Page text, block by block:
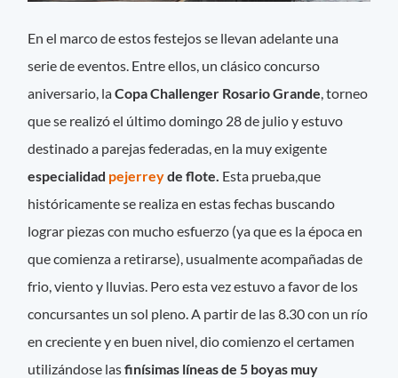
En el marco de estos festejos se llevan adelante una
serie de eventos. Entre ellos, un clásico concurso
aniversario, laCopa Challenger Rosario Grande , torneo
que se realizó el último domingo 28 de julio y estuvo
destinado a parejas federadas, en la muy exigente
especialidad pejerreyde flote. Esta prueba,que
históricamente se realiza en estas fechas buscando
lograr piezas con mucho esfuerzo (ya que es la época en
que comienza a retirarse), usualmente acompañadas de
frio, viento y lluvias. Pero esta vez estuvo a favor de los
concursantes un sol pleno. A partir de las 8.30 con un río
en creciente y en buen nivel, dio comienzo el certamen
utilizándose lasfinísimas líneas de 5 boyas muy